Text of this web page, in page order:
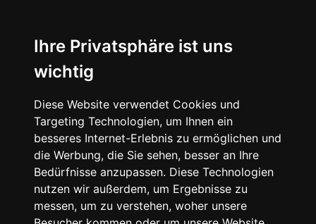
Ihre Privatsphäre ist uns
wichtig
Diese Website verwendet Cookies und
Targeting Technologien, um Ihnen ein
besseres Internet-Erlebnis zu ermöglichen und
die Werbung, die Sie sehen, besser an Ihre
Bedürfnisse anzupassen. Diese Technologien
nutzen wir außerdem, um Ergebnisse zu
messen, um zu verstehen, woher unsere